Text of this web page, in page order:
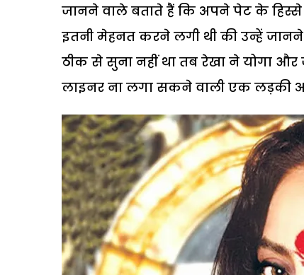
जानने वाले बताते हैं कि अपने पेट के हिस्से
इतनी मेहनत करने लगी थी की उन्हें जानने
ठीक से सुना नहीं था तब रेखा ने योगा
लाइनर ना लगा सकने वाली एक लड़की